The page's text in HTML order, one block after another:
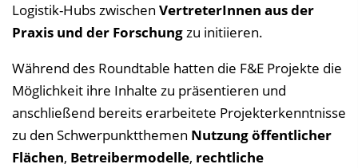
Logistik-Hubs zwischen VertreterInnen aus der
Praxis und der Forschungzu initiieren.
Während des Roundtable hatten die F&E Projekte die
Möglichkeit ihre Inhalte zu präsentieren und
anschließend bereits erarbeitete Projekterkenntnisse
zu den Schwerpunktthemen Nutzung öffentlicher
Flächen, Betreibermodelle, rechtliche